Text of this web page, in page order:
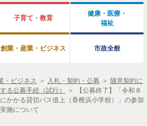
子育て・教育
健康・医療・
福祉
創業・産業・ビジネス 市政全般
・ビジネス ＞ 入札・契約・公募 ＞ 随意契約に
る公募手続（試行）
＞
【公募終了】「令和８
かかる貸切バス借上（香椎浜小学校）」の参加
施について